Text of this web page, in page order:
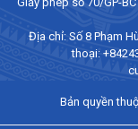
Địa chỉ: Số 8 Phạm
thoại:
Bản quyền